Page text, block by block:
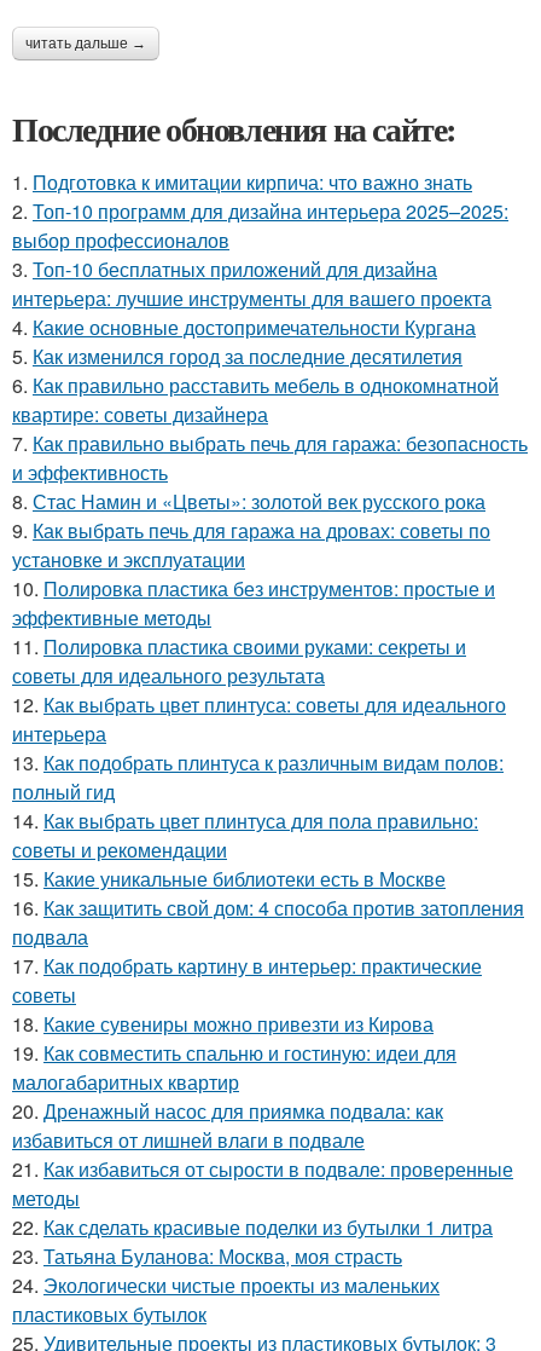
читать дальше →
Последние обновления на сайте:
1. Подготовка к имитации кирпича: что важно знать
2. Топ-10 программ для дизайна интерьера 2025–2025:
выбор профессионалов
3. Топ-10 бесплатных приложений для дизайна
интерьера: лучшие инструменты для вашего проекта
4. Какие основные достопримечательности Кургана
5. Как изменился город за последние десятилетия
6. Как правильно расставить мебель в однокомнатной
квартире: советы дизайнера
7. Как правильно выбрать печь для гаража: безопасность
и эффективность
8. Стас Намин и «Цветы»: золотой век русского рока
9. Как выбрать печь для гаража на дровах: советы по
установке и эксплуатации
10. Полировка пластика без инструментов: простые и
эффективные методы
11. Полировка пластика своими руками: секреты и
советы для идеального результата
12. Как выбрать цвет плинтуса: советы для идеального
интерьера
13. Как подобрать плинтуса к различным видам полов:
полный гид
14. Как выбрать цвет плинтуса для пола правильно:
советы и рекомендации
15. Какие уникальные библиотеки есть в Москве
16. Как защитить свой дом: 4 способа против затопления
подвала
17. Как подобрать картину в интерьер: практические
советы
18. Какие сувениры можно привезти из Кирова
19. Как совместить спальню и гостиную: идеи для
малогабаритных квартир
20. Дренажный насос для приямка подвала: как
избавиться от лишней влаги в подвале
21. Как избавиться от сырости в подвале: проверенные
методы
22. Как сделать красивые поделки из бутылки 1 литра
23. Татьяна Буланова: Москва, моя страсть
24. Экологически чистые проекты из маленьких
пластиковых бутылок
25. Удивительные проекты из пластиковых бутылок: 3